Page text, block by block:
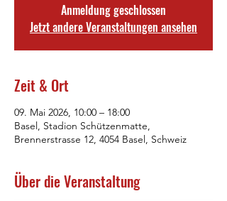
Anmeldung geschlossen
Jetzt andere Veranstaltungen ansehen
Zeit & Ort
09. Mai 2026, 10:00 – 18:00
Basel, Stadion Schützenmatte,
Brennerstrasse 12, 4054 Basel, Schweiz
Über die Veranstaltung